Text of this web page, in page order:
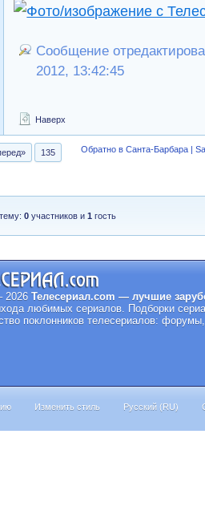
Сообщение
2012, 13:42:45
Наверх
135 Обратно в Санта-Барбара |
тему:0 участников и1 гость
2026 Телесериал.com — лучшие
любимых сериалов.
Подборки
поклонников телесериалов:
Изменить стиль Русский (RU)